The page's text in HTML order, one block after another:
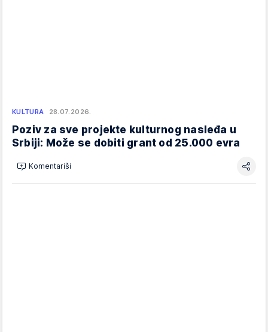
KULTURA 28.07.2026.
Poziv za sve projekte kulturnog nasleđa u
Srbiji: Može se dobiti grant od 25.000 evra
Komentariši